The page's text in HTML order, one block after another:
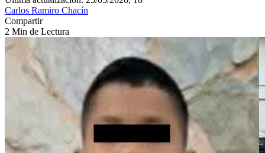
Carlos Ramiro Chacín
Compartir
2 Min de Lectura